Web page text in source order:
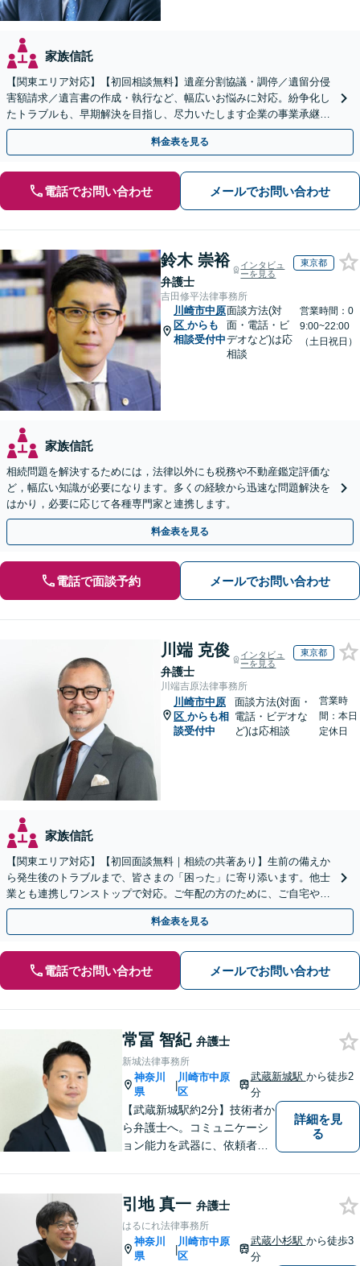
家族信託
【関東エリア対応】【初回相談無料】遺産分割協議・調停／遺留分侵
害額請求／遺言書の作成・執行など、幅広いお悩みに対応。紛争化し
たトラブルも、早期解決を目指し、尽力いたします企業の事業承継の
お悩みもご相談ください【夜間・休日面談】【電話相談可】
料金表を見る
電話でお問い合わせ メールでお問い合わせ
鈴木 崇裕
弁護士
インタビュ
ーを見る
東京都
吉田修平法律事務所
川崎市中原
区 からも
相談受付中
面談方法(対
面・電話・ビ
デオなど)は応
相談
営業時間：0
9:00~22:00
（土日祝日）
家族信託
相続問題を解決するためには，法律以外にも税務や不動産鑑定評価な
ど，幅広い知識が必要になります。多くの経験から迅速な問題解決を
はかり，必要に応じて各種専門家と連携します。
料金表を見る
電話で面談予約 メールでお問い合わせ
川端 克俊
弁護士
インタビュ
ーを見る
東京都
川端吉原法律事務所
川崎市中原
区 からも相
談受付中
面談方法(対面・
電話・ビデオな
ど)は応相談
営業時
間：本日
定休日
家族信託
【関東エリア対応】【初回面談無料｜相続の共著あり】生前の備えか
ら発生後のトラブルまで、皆さまの「困った」に寄り添います。他士
業とも連携しワンストップで対応。ご年配の方のために、ご自宅やご
近所への出張相談も実施【秘密厳守｜休日・夜間相談可】
料金表を見る
電話でお問い合わせ メールでお問い合わせ
常冨 智紀 弁護士
新城法律事務所
神奈川
県
|
川崎市中原
区
武蔵新城駅 から徒歩2
分
【武蔵新城駅約2分】技術者か
ら弁護士へ。コミュニケーシ
ョン能力を武器に、依頼者さ
問題】不貞慰謝料請求／財産
分与・養育費など【相続】相
続手続は他士業と連携してワ
ンストップ解決
詳細を見
る
引地 真一 弁護士
はるにれ法律事務所
神奈川
県
|
川崎市中原
区
武蔵小杉駅 から徒歩3
分